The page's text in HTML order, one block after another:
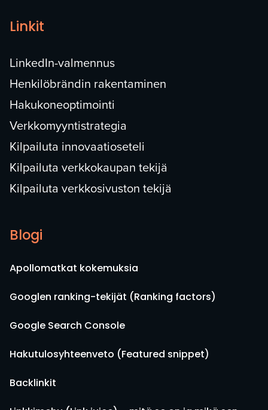
Linkit
LinkedIn-valmennus
Henkilöbrändin rakentaminen
Hakukoneoptimointi
Verkkomyyntistrategia
Kilpailuta innovaatioseteli
Kilpailuta verkkokaupan tekijä
Kilpailuta verkkosivuston tekijä
Blogi
Apollomatkat kokemuksia
Googlen ranking-tekijät (Ranking factors)
Google Search Console
Hakutulosyhteenveto (Featured snippet)
Backlinkit